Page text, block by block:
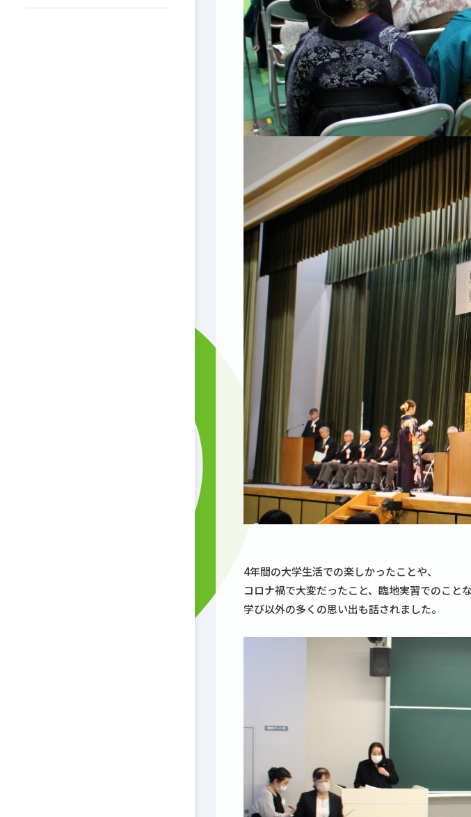
4年間の大学生活での楽しかったことや、
コロナ禍で大変だったこと、臨地実習でのことな
学び以外の多くの思い出も話されました。